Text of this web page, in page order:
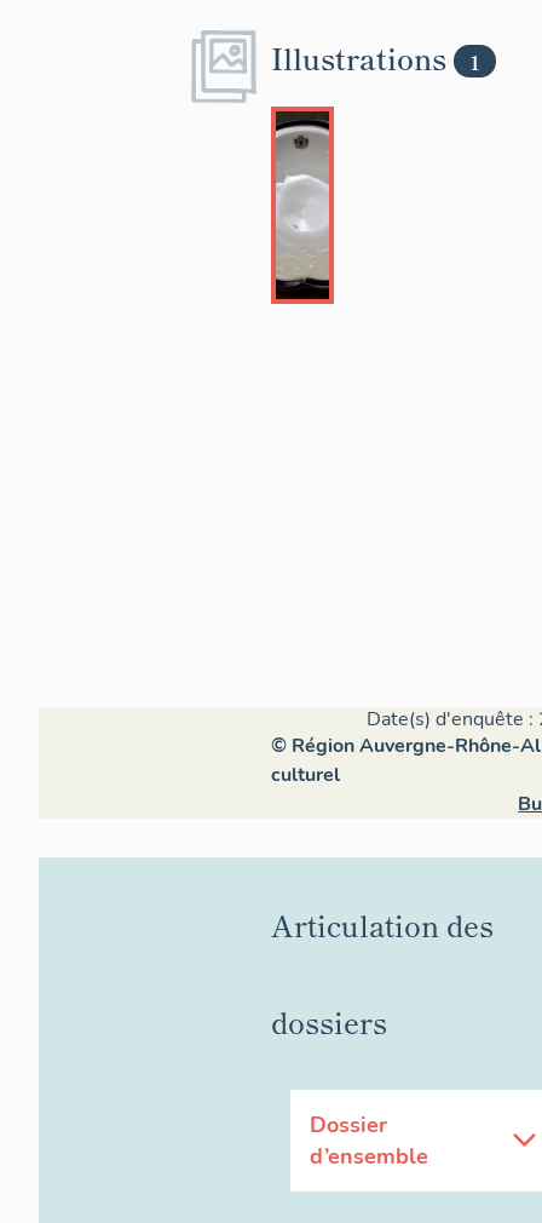
Illustrations 1
Date(s) d'enquête
© Région Auvergne-Rhône-
culturel
Articulation des
dossiers
Dossier
d’ensemble